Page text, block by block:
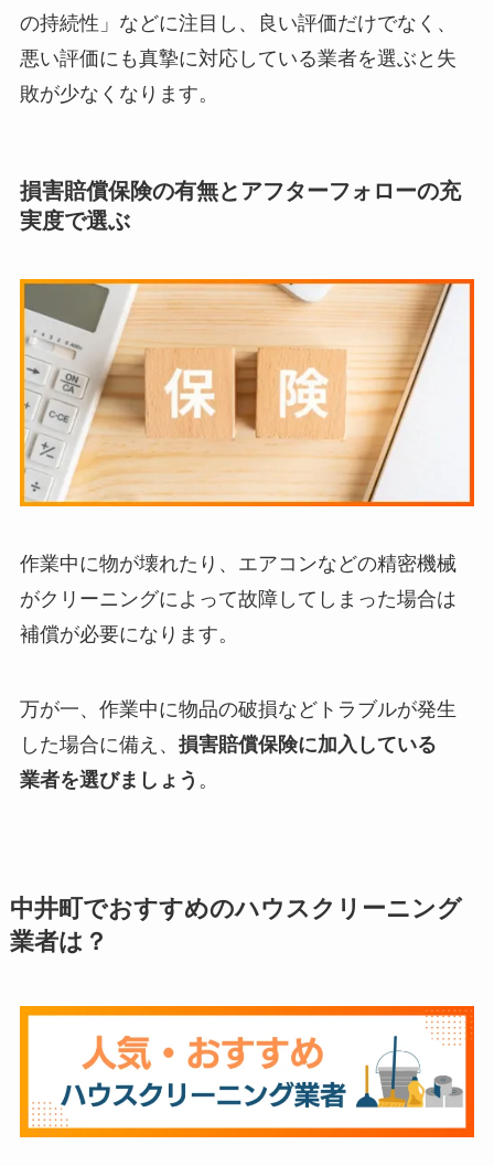
の持続性」などに注目し、良い評価だけでなく、
悪い評価にも真摯に対応している業者を選ぶと失
敗が少なくなります。
損害賠償保険の有無とアフターフォローの充
実度で選ぶ
作業中に物が壊れたり、エアコンなどの精密機械
がクリーニングによって故障してしまった場合は
補償が必要になります。
万が一、作業中に物品の破損などトラブルが発生
した場合に備え、 損害賠償保険に加入している
業者を選びましょう 。
中井町でおすすめのハウスクリーニング
業者は？